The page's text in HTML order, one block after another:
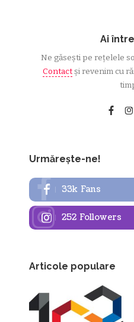
Ai
Ne găsești pe rețelele
Contactși revenim cu
Urmărește-ne!
33k Fans
252 Followers
Articole populare